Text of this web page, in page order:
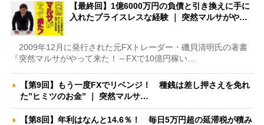
【最終回】1億6000万円の負債と引き換えに手に
入れたプライスレスな経験 ｜ 突然マルサがや…
2009年12月に発行された元FXトレーダー・磯貝清明氏の著書
『突然マルサがやって来た！～FXで10億円稼い…
【第9回】もう一度FXでリベンジ！ 種銭は差し押さえを免れ
た”ヒミツのお金” ｜ 突然マルサ…
【第8回】年利はなんと14.6％！ 毎日5万円超の延滞税が積み